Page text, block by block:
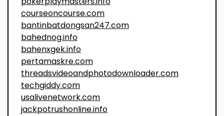
courseoncourse.com
bantinbatdongsan247.com
bahednog.info
bahenxgek.info
pertamaskre.com
threadsvideoandphotodownloader.com
techgiddy.com
usalivenetwork.com
jackpotrushonline.info